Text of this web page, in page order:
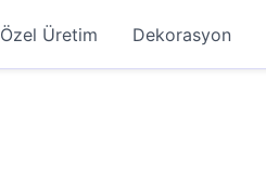
Özel Üretim Dekorasyon